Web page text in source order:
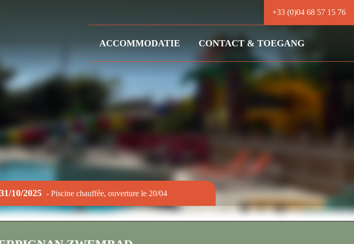
+33 (0)04 68 57 15 76
ACCOMMODATIE CONTACT & TOEGANG
31/10/2025 - Piscine chauffée, ouverture le 20/04